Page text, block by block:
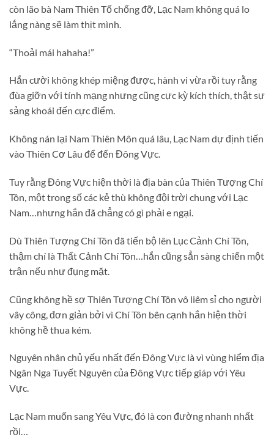
còn lão bà Nam Thiên Tố chống đỡ, Lạc Nam không quá lo
lắng nàng sẽ làm thịt mình.
“Thoải mái hahaha!”
Hắn cười không khép miệng được, hành vi vừa rồi tuy rằng
đùa giỡn với tính mạng nhưng cũng cực kỳ kích thích, thật sự
sảng khoái đến cực điểm.
Không nán lại Nam Thiên Môn quá lâu, Lạc Nam dự định tiến
vào Thiên Cơ Lâu để đến Đông Vực.
Tuy rằng Đông Vực hiện thời là địa bàn của Thiên Tượng Chí
Tôn, một trong số các kẻ thù không đội trời chung với Lạc
Nam…nhưng hắn đã chẳng có gì phải e ngại.
Dù Thiên Tượng Chí Tôn đã tiến bộ lên Lục Cảnh Chí Tôn,
thậm chí là Thất Cảnh Chí Tôn…hắn cũng sẳn sàng chiến một
trận nếu như đụng mặt.
Cũng không hề sợ Thiên Tượng Chí Tôn vô liêm sỉ cho người
vây công, đơn giản bởi vì Chí Tôn bên cạnh hắn hiện thời
không hề thua kém.
Nguyên nhân chủ yếu nhất đến Đông Vực là vì vùng hiểm địa
Ngân Nga Tuyết Nguyên của Đông Vực tiếp giáp với Yêu
Vực.
Lạc Nam muốn sang Yêu Vực, đó là con đường nhanh nhất
rồi…